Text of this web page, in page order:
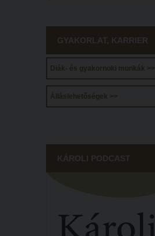
GYAKORLAT, KARRIER
Diák- és gyakornoki munkák >>
Álláslehetőségek >>
KÁROLI PODCAST